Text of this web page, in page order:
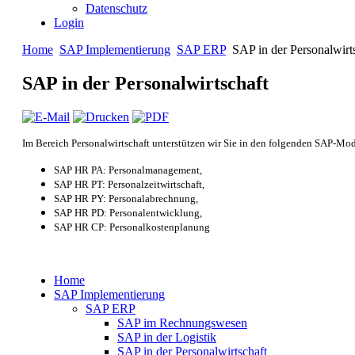
Datenschutz
Login
Home SAP Implementierung SAP ERP SAP in der
SAP in der Personalwirtschaft
Im Bereich Personalwirtschaft unterstützen wir Sie in den folgenden SAP-
SAP HR PA: Personalmanagement,
SAP HR PT: Personalzeitwirtschaft,
SAP HR PY: Personalabrechnung,
SAP HR PD: Personalentwicklung,
SAP HR CP: Personalkostenplanung
Home
SAP Implementierung
SAP ERP
SAP im Rechnungswesen
SAP in der Logistik
SAP in der Personalwirtschaft